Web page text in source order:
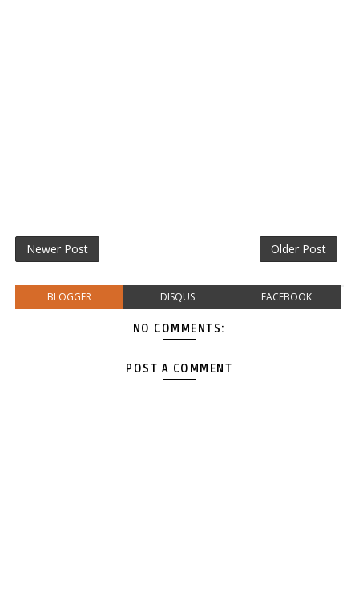
Newer Post Older Post
BLOGGER DISQUS FACEBOOK
NO COMMENTS:
POST A COMMENT